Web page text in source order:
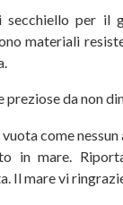
secchiello per il
materiali
preziose da non
come
in mare.
Il mare vi